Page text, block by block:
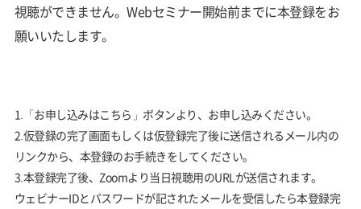
視聴ができません。Webセミナー開始前までに本登録をお
願いいたします。
1.「お申し込みはこちら」ボタンより、お申し込みください。
2.仮登録の完了画面もしくは仮登録完了後に送信されるメール内の
リンクから、本登録のお手続きをしてください。
3.本登録完了後、Zoomより当日視聴用のURLが送信されます。
ウェビナーIDとパスワードが記されたメールを受信したら本登録完